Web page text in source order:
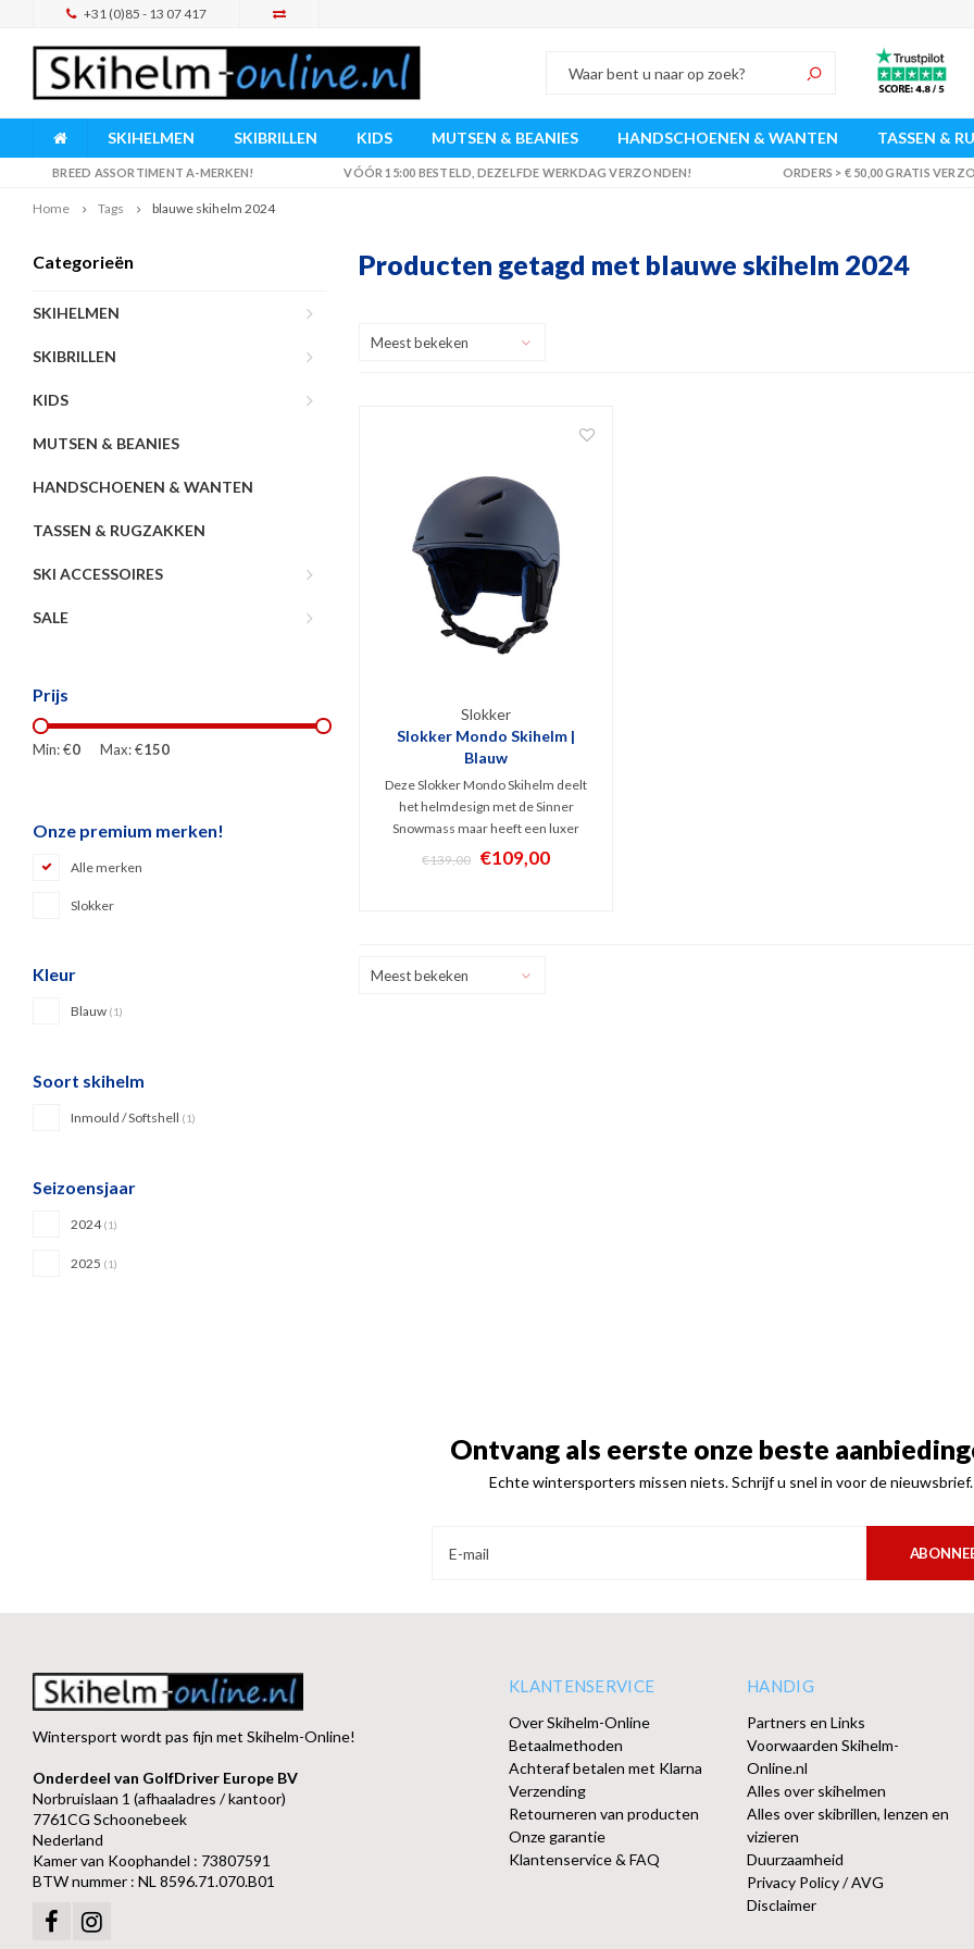
+31 (0)85 - 13 07 417
SKIHELMEN SKIBRILLEN KIDS MUTSEN & BEANIES HANDSCHOENEN & WANTEN TASSEN &
BREED ASSORTIMENT A-MERKEN! VÓÓR 15:00 BESTELD, DEZELFDE WERKDAG VERZONDEN! ORDERS > € 50,00 GRATIS
Home Tags blauwe skihelm 2024
Categorieën
SKIHELMEN
SKIBRILLEN
KIDS
MUTSEN & BEANIES
HANDSCHOENEN & WANTEN
TASSEN & RUGZAKKEN
SKI ACCESSOIRES
SALE
Prijs
Min: €0 Max: €150
Onze premium merken!
Alle merken
Slokker
Kleur
Blauw (1)
Soort skihelm
Inmould / Softshell (1)
Seizoensjaar
2024(1)
2025 (1)
Producten getagd met blauwe skihelm 2024
Meest bekeken
Slokker
Slokker Mondo Skihelm |
Blauw
Deze Slokker Mondo Skihelm deelt
het helmdesign met de Sinner
Snowmass maar heeft een luxer
interieur. Dit blauwe In-Mould model
biedt een prima bescherming maar is
€139,00 €109,00
Meest bekeken
Ontvang als eerste onze beste
Echte wintersporters missen niets. Schrijf u snel in voor de nieuwsbrief.
Wintersport wordt pas fijn met Skihelm-Online!
Onderdeel van GolfDriver Europe BV
Norbruislaan 1 (afhaaladres / kantoor)
7761CG Schoonebeek
Nederland
Kamer van Koophandel : 73807591
BTW nummer : NL 8596.71.070.B01
KLANTENSERVICE
Over Skihelm-Online
Betaalmethoden
Achteraf betalen met Klarna
Verzending
Retourneren van producten
Onze garantie
Klantenservice & FAQ
HANDIG
Partners en Links
Voorwaarden Skihelm-
Online.nl
Alles over skihelmen
Alles over skibrillen, lenzen en
vizieren
Duurzaamheid
Privacy Policy / AVG
Disclaimer